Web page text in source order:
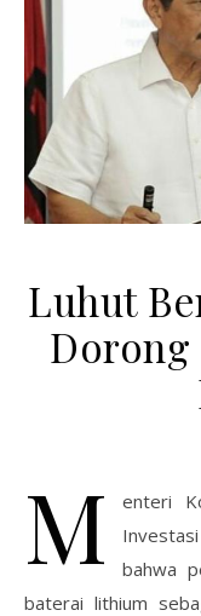
Luhut
M
enteri
bahwa
baterai lithium